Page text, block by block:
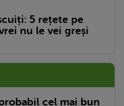
5 rețete pe
nu le vei greși
cel mai bun